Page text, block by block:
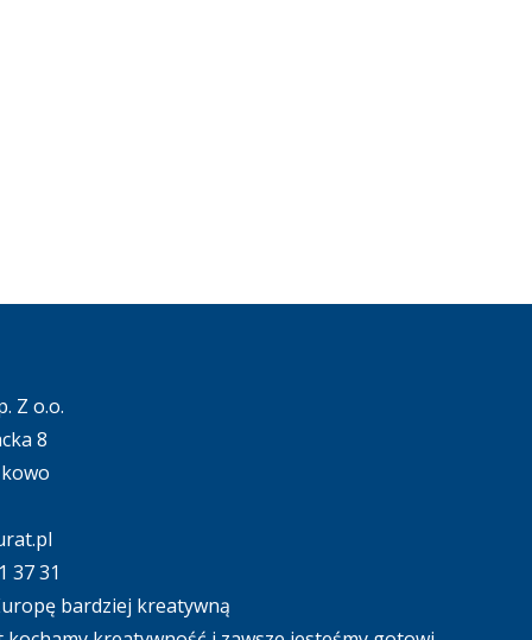
Z o.o.
8
37 31
bardziej kreatywną